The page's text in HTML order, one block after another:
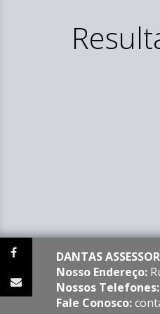
DANTAS
Nosso Endereço:
Nossos Telefones:
Fale Conosco: